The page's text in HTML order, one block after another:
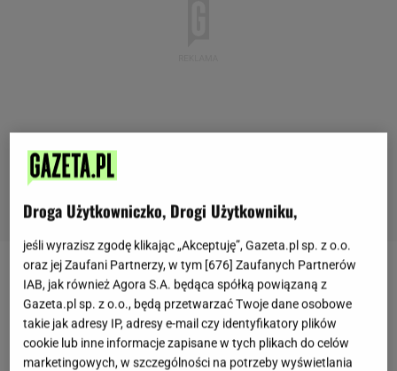
Świat grzybów jest niezwykle fascynujący i dziś
chcemy przybliżyć jeszcze jeden, wyjątkowo
ciekawy gatunek, który już z daleka przyciąga wzrok
grzybiarzy i osób spacerujących leśnymi drogami.
Droga Użytkowniczko, Drogi Użytkowniku,
jeśli wyrazisz zgodę klikając „Akceptuję”, Gazeta.pl sp. z o.o.
oraz jej Zaufani Partnerzy, w tym [676] Zaufanych Partnerów
IAB, jak również Agora S.A. będąca spółką powiązaną z
Gazeta.pl sp. z o.o., będą przetwarzać Twoje dane osobowe
takie jak adresy IP, adresy e-mail czy identyfikatory plików
cookie lub inne informacje zapisane w tych plikach do celów
marketingowych, w szczególności na potrzeby wyświetlania